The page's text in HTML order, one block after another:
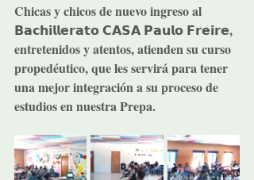
Chicas y chicos de nuevo ingreso al
𝗕𝗮𝗰𝗵𝗶𝗹𝗹𝗲𝗿𝗮𝘁𝗼 𝗖𝗔𝗦𝗔 𝗣𝗮𝘂𝗹𝗼 𝗙𝗿𝗲𝗶𝗿𝗲,
entretenidos y atentos, atienden su curso
propedéutico, que les servirá para tener
una mejor integración a su proceso de
estudios en nuestra Prepa.